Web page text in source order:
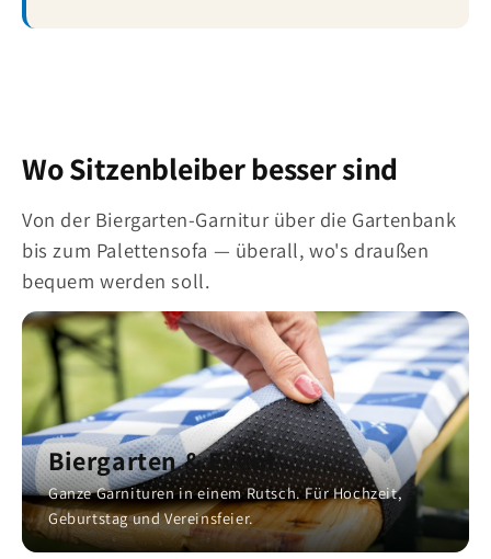
Wo Sitzenbleiber besser sind
Von der Biergarten-Garnitur über die Gartenbank
bis zum Palettensofa — überall, wo's draußen
bequem werden soll.
Biergarten & Event
Ganze Garnituren in einem Rutsch. Für Hochzeit,
Geburtstag und Vereinsfeier.